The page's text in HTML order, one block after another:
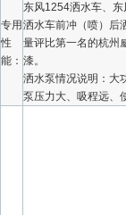
专用
性
能：
东风1254洒水车、
洒水车前冲（喷）后
量评比第一名的杭州
漆。
洒水泵情况说明：大
泵压力大、吸程远、